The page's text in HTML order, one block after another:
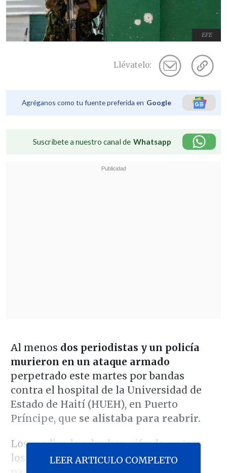
EFE
Llévatelo:
Agréganos como tu fuente preferida en Google
Suscríbete a nuestro canal de Whatsapp
Al menos dos periodistas y un policía
murieron en un ataque armado
perpetrado este martes por bandas
contra el hospital de la Universidad de
Estado de Haití (HUEH), en Puerto
Príncipe, que se alistaba para reabrir.
Los medios locales han cifrado en tres
los fallecidos en base a un balance
LEER ARTICULO COMPLETO